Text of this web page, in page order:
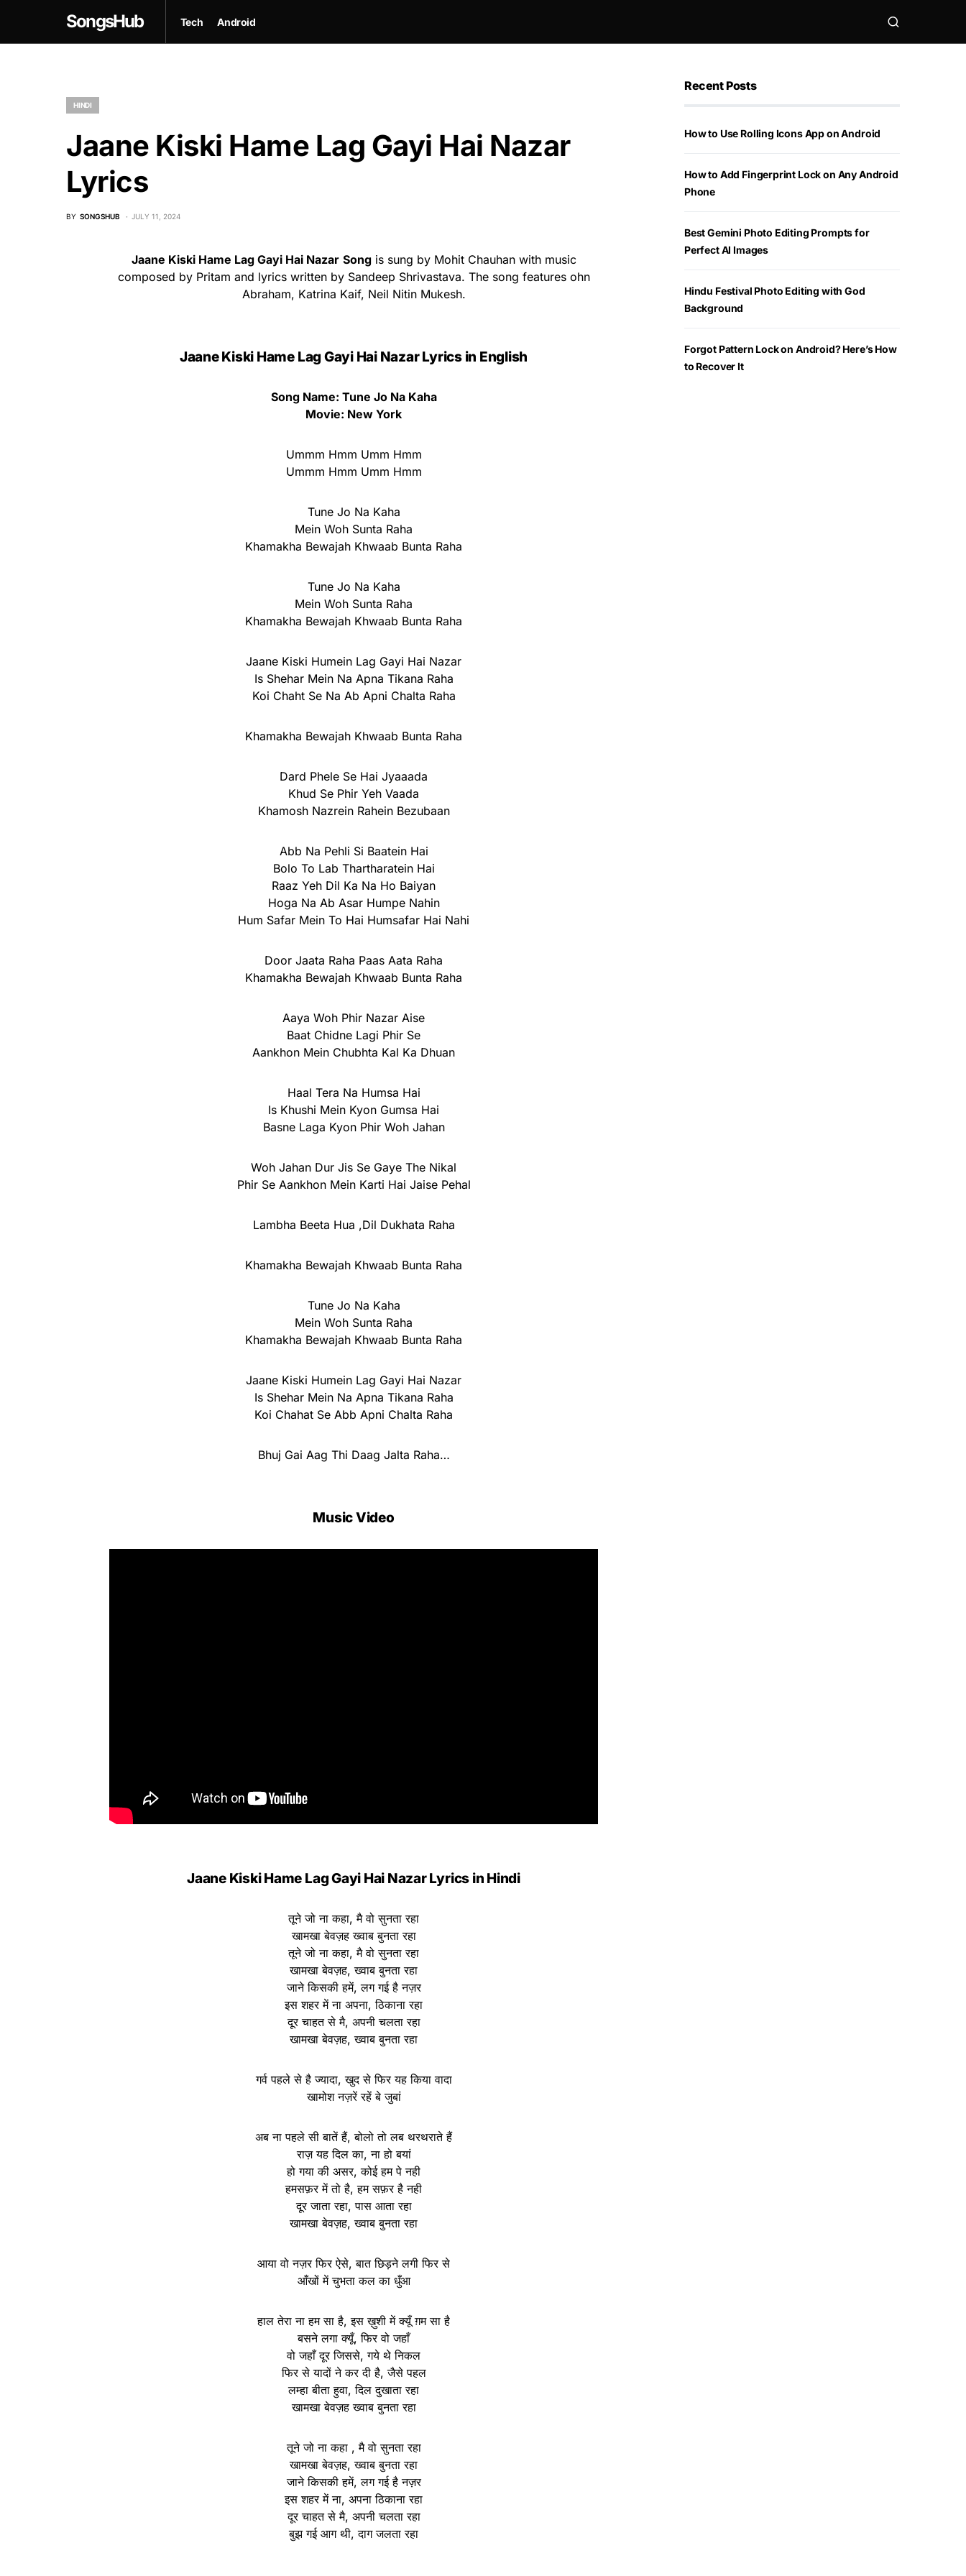
SongsHub Tech Android
HINDI
Jaane Kiski Hame Lag Gayi Hai Nazar
Lyrics
BY SONGSHUB JULY 11, 2024
Jaane Kiski Hame Lag Gayi Hai Nazar Songis sung by Mohit Chauhan with music
composed by Pritam and lyrics written by Sandeep Shrivastava. The song features ohn
Abraham, Katrina Kaif, Neil Nitin Mukesh.
Jaane Kiski Hame Lag Gayi Hai Nazar Lyrics in English
Song Name: Tune Jo Na Kaha
Movie: New York
Ummm Hmm Umm Hmm
Ummm Hmm Umm Hmm
Tune Jo Na Kaha
Mein Woh Sunta Raha
Khamakha Bewajah Khwaab Bunta Raha
Tune Jo Na Kaha
Mein Woh Sunta Raha
Khamakha Bewajah Khwaab Bunta Raha
Jaane Kiski Humein Lag Gayi Hai Nazar
Is Shehar Mein Na Apna Tikana Raha
Koi Chaht Se Na Ab Apni Chalta Raha
Khamakha Bewajah Khwaab Bunta Raha
Dard Phele Se Hai Jyaaada
Khud Se Phir Yeh Vaada
Khamosh Nazrein Rahein Bezubaan
Abb Na Pehli Si Baatein Hai
Bolo To Lab Thartharatein Hai
Raaz Yeh Dil Ka Na Ho Baiyan
Hoga Na Ab Asar Humpe Nahin
Hum Safar Mein To Hai Humsafar Hai Nahi
Door Jaata Raha Paas Aata Raha
Khamakha Bewajah Khwaab Bunta Raha
Aaya Woh Phir Nazar Aise
Baat Chidne Lagi Phir Se
Aankhon Mein Chubhta Kal Ka Dhuan
Haal Tera Na Humsa Hai
Is Khushi Mein Kyon Gumsa Hai
Basne Laga Kyon Phir Woh Jahan
Woh Jahan Dur Jis Se Gaye The Nikal
Phir Se Aankhon Mein Karti Hai Jaise Pehal
Lambha Beeta Hua ,Dil Dukhata Raha
Khamakha Bewajah Khwaab Bunta Raha
Tune Jo Na Kaha
Mein Woh Sunta Raha
Khamakha Bewajah Khwaab Bunta Raha
Jaane Kiski Humein Lag Gayi Hai Nazar
Is Shehar Mein Na Apna Tikana Raha
Koi Chahat Se Abb Apni Chalta Raha
Bhuj Gai Aag Thi Daag Jalta Raha…
Music Video
Jaane Kiski Hame Lag Gayi Hai Nazar Lyrics in Hindi
तूने जो ना कहा, मै वो सुनता रहा
खामखा बेवज़ह ख्वाब बुनता रहा
तूने जो ना कहा, मै वो सुनता रहा
खामखा बेवज़ह, ख्वाब बुनता रहा
जाने किसकी हमें, लग गई है नज़र
इस शहर में ना अपना, ठिकाना रहा
दूर चाहत से मै, अपनी चलता रहा
खामखा बेवज़ह, ख्वाब बुनता रहा
गर्व पहले से है ज्यादा, खुद से फिर यह किया वादा
खामोश नज़रें रहें बे जुबां
अब ना पहले सी बातें हैं, बोलो तो लब थरथराते हैं
राज़ यह दिल का, ना हो बयां
हो गया की असर, कोई हम पे नही
हमसफ़र में तो है, हम सफ़र है नही
दूर जाता रहा, पास आता रहा
खामखा बेवज़ह, ख्वाब बुनता रहा
आया वो नज़र फिर ऐसे, बात छिड़ने लगी फिर से
आँखों में चुभता कल का धुँआ
हाल तेरा ना हम सा है, इस ख़ुशी में क्यूँ ग़म सा है
बसने लगा क्यूँ, फिर वो जहाँ
वो जहाँ दूर जिससे, गये थे निकल
फिर से यादों ने कर दी है, जैसे पहल
लम्हा बीता हुवा, दिल दुखाता रहा
खामखा बेवज़ह ख्वाब बुनता रहा
तूने जो ना कहा , मै वो सुनता रहा
खामखा बेवज़ह, ख्वाब बुनता रहा
जाने किसकी हमें, लग गई है नज़र
इस शहर में ना, अपना ठिकाना रहा
दूर चाहत से मै, अपनी चलता रहा
बुझ गई आग थी, दाग जलता रहा
Recent Posts
How to Use Rolling Icons App on Android
How to Add Fingerprint Lock on Any Android
Phone
Best Gemini Photo Editing Prompts for
Perfect AI Images
Hindu Festival Photo Editing with God
Background
Forgot Pattern Lock on Android? Here’s How
to Recover It